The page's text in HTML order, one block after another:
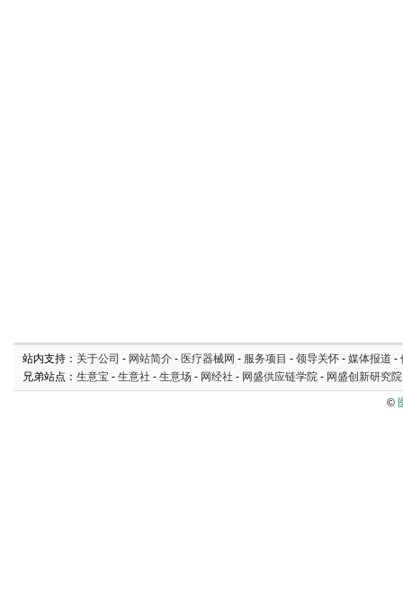
站内支持： 关于公司 - 网站简介 - 医疗器械网 - 服务项目 - 领导关怀 - 媒体报道 -
兄弟站点： 生意宝 - 生意社 - 生意场 - 网经社 - 网盛供应链学院 - 网盛创新研究院
©